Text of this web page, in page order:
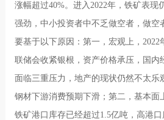
涨幅超过40%。进入2022年，铁矿表现
强劲，中小投资者中不乏做空者，做空
要基于以下原因：第一，宏观上，2022
联储会收紧银根，资产价格承压，国内
面临三重压力，地产的现状仍然不太乐
钢材下游消费预期下滑；第二，基本面
铁矿港口库存已经超过1.5亿吨，高港口